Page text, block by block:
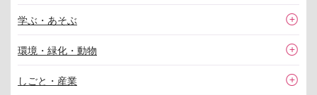
学ぶ・あそぶ
環境・緑化・動物
しごと・産業